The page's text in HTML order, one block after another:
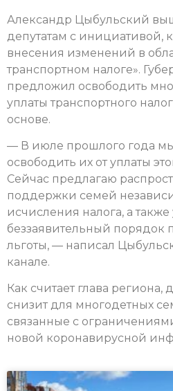
Александр Цыбульский
депутатам с инициативой,
внесения изменений в
транспортном налоге».
предложил освободить
уплаты транспортного
основе.
— В июле прошлого года
освободить их от уплаты
Сейчас предлагаю
поддержки семей
исчисления налога, а также
беззаявительный порядок
льготы, — написал
канале.
Как считает глава
снизит для многодетных
связанные с
новой коронавирусной